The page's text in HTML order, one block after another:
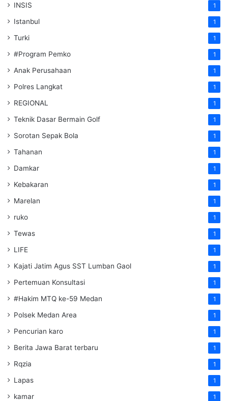
INSIS 1
Istanbul 1
Turki 1
#Program Pemko 1
Anak Perusahaan 1
Polres Langkat 1
REGIONAL 1
Teknik Dasar Bermain Golf 1
Sorotan Sepak Bola 1
Tahanan 1
Damkar 1
Kebakaran 1
Marelan 1
ruko 1
Tewas 1
LIFE 1
Kajati Jatim Agus SST Lumban Gaol 1
Pertemuan Konsultasi 1
#Hakim MTQ ke-59 Medan 1
Polsek Medan Area 1
Pencurian karo 1
Berita Jawa Barat terbaru 1
Rqzia 1
Lapas 1
kamar 1